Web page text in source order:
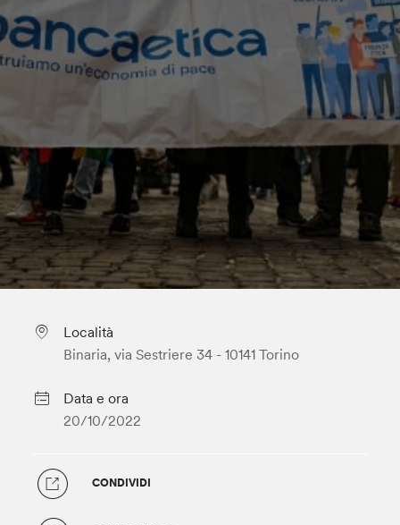
Località
Binaria, via Sestriere 34 - 10141 Torino
Data e ora
20/10/2022
CONDIVIDI